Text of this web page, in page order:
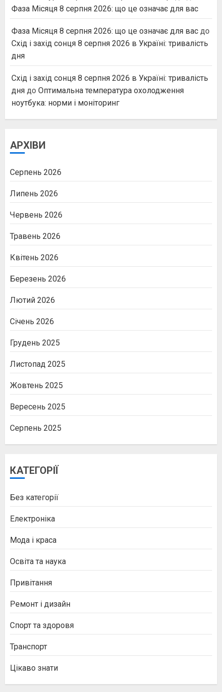
Фаза Місяця 8 серпня 2026: що це означає для вас
Фаза Місяця 8 серпня 2026: що це означає для вас до
Схід і захід сонця 8 серпня 2026 в Україні: тривалість
дня
Схід і захід сонця 8 серпня 2026 в Україні: тривалість
дня до Оптимальна температура охолодження
ноутбука: норми і моніторинг
АРХІВИ
Серпень 2026
Липень 2026
Червень 2026
Травень 2026
Квітень 2026
Березень 2026
Лютий 2026
Січень 2026
Грудень 2025
Листопад 2025
Жовтень 2025
Вересень 2025
Серпень 2025
КАТЕГОРІЇ
Без категорії
Електроніка
Мода і краса
Освіта та наука
Привітання
Ремонт і дизайн
Спорт та здоровя
Транспорт
Цікаво знати